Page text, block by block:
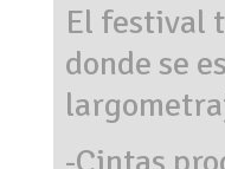
El festival
donde se